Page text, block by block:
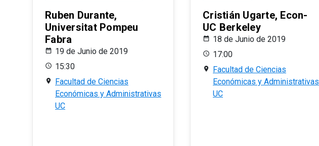
Ruben Durante,
Universitat Pompeu
Fabra
19 de Junio de 2019
15:30
Facultad de Ciencias
Económicas y Administrativas
UC
Cristián Ugarte, Econ-
UC Berkeley
18 de Junio de 2019
17:00
Facultad de Ciencias
Económicas y Administrativas
UC